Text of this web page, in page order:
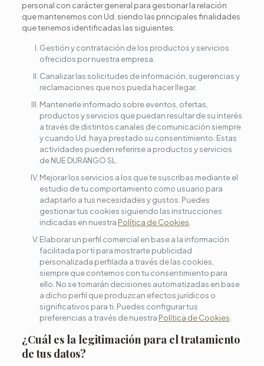
personal con carácter general para gestionar la relación
que mantenemos con Ud. siendo las principales finalidades
que tenemos identificadas las siguientes:
Gestión y contratación de los productos y servicios
ofrecidos por nuestra empresa.
Canalizar las solicitudes de información, sugerencias y
reclamaciones que nos pueda hacer llegar.
Mantenerle informado sobre eventos, ofertas,
productos y servicios que puedan resultar de su interés
a través de distintos canales de comunicación siempre
y cuando Ud. haya prestado su consentimiento. Estas
actividades pueden referirse a productos y servicios
de NUE DURANGO SL.
Mejorar los servicios a los que te suscribas mediante el
estudio de tu comportamiento como usuario para
adaptarlo a tus necesidades y gustos. Puedes
gestionar tus cookies siguiendo las instrucciones
indicadas en nuestra Política de Cookies
Elaborar un perfil comercial en base a la información
facilitada por ti para mostrarte publicidad
personalizada perfilada a través de las cookies,
siempre que contemos con tu consentimiento para
ello. No se tomarán decisiones automatizadas en base
a dicho perfil que produzcan efectos jurídicos o
significativos para ti. Puedes configurar tus
preferencias a través de nuestra Política de Cookies
¿Cuál es la legitimación para el tratamiento
de tus datos?